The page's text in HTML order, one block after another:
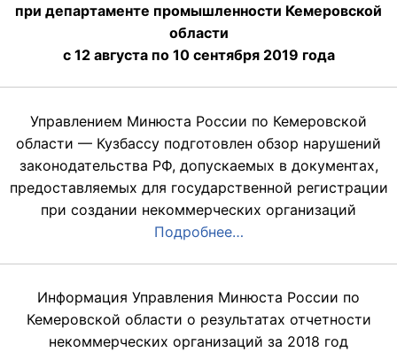
при департаменте промышленности Кемеровской
области
с 12 августа по 10 сентября 2019 года
Управлением Минюста России по Кемеровской
области — Кузбассу подготовлен обзор нарушений
законодательства РФ, допускаемых в документах,
предоставляемых для государственной регистрации
при создании некоммерческих организаций
Подробнее…
Информация Управления Минюста России по
Кемеровской области о результатах отчетности
некоммерческих организаций за 2018 год